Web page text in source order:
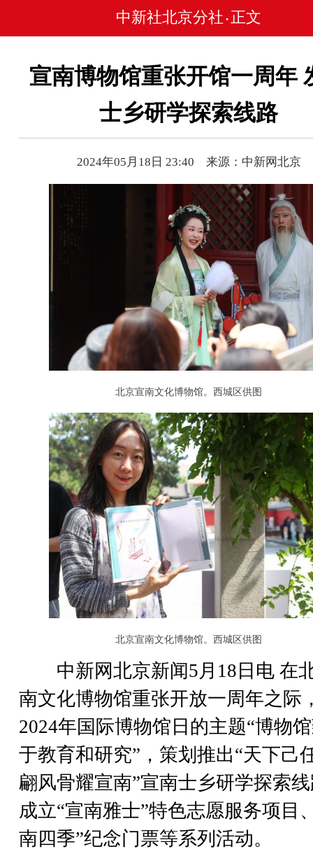
中新社北京分社 • 正文
宣南博物馆重张开馆一周年
士乡研学探索线路
2024年05月18日 23:40 来源：中新网北京
北京宣南文化博物馆。西城区供图
北京宣南文化博物馆。西城区供图
中新网北京新闻5月18日电 在
南文化博物馆重张开放一周年之际
2024年国际博物馆日的主题“博物
于教育和研究”，策划推出“天下己
翩风骨耀宣南”宣南士乡研学探索
成立“宣南雅士”特色志愿服务项目
南四季”纪念门票等系列活动。